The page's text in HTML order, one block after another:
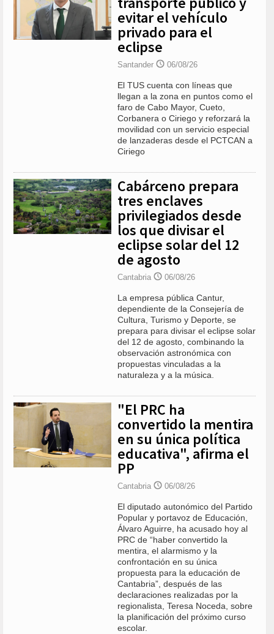
evitar el vehículo
privado para el
eclipse
Santander 06/08/26
El TUS cuenta con líneas que
llegan a la zona en puntos como el
faro de Cabo Mayor, Cueto,
Corbanera o Ciriego y reforzará la
movilidad con un servicio especial
de lanzaderas desde el PCTCAN a
Ciriego
Cabárceno prepara
tres enclaves
privilegiados desde
los que divisar el
eclipse solar del 12
de agosto
Cantabria 06/08/26
La empresa pública Cantur,
dependiente de la Consejería de
Cultura, Turismo y Deporte, se
prepara para divisar el eclipse solar
del 12 de agosto, combinando la
observación astronómica con
propuestas vinculadas a la
naturaleza y a la música.
"El PRC ha
convertido la mentira
en su única política
educativa", afirma el
PP
Cantabria 06/08/26
El diputado autonómico del Partido
Popular y portavoz de Educación,
Álvaro Aguirre, ha acusado hoy al
PRC de “haber convertido la
mentira, el alarmismo y la
confrontación en su única
propuesta para la educación de
Cantabria”, después de las
declaraciones realizadas por la
regionalista, Teresa Noceda, sobre
la planificación del próximo curso
escolar.